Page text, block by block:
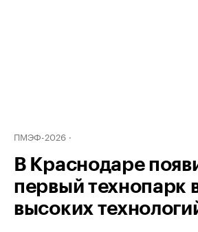
ПМЭФ-2026
В Краснодаре
первый технопарк
высоких